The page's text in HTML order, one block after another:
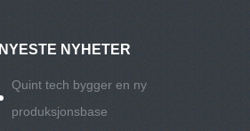
NYESTE NYHETER
Quint tech bygger en ny
produksjonsbase